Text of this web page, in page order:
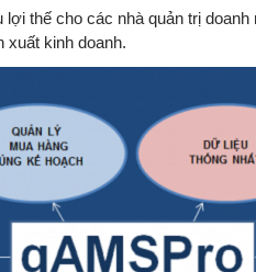
thế cho các nhà quản trị
xuất kinh doanh.